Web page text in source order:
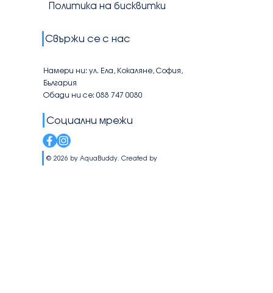
Политика на бисквитки
Свържи се с нас
Намери ни: ул. Ела, Кокаляне, София,
България
Обади ни се: 088 747 0080
Социални мрежи
© 2026 by AquaBuddy. Created by